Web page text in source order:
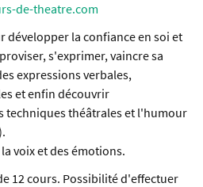
de-theatre.com
développer la confiance en soi et
s'exprimer, vaincre sa
expressions verbales,
et enfin découvrir
théâtrales et l'humour
voix et des émotions.
12 cours. Possibilité d'effectuer